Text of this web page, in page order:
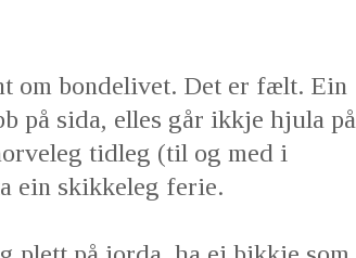
om bondelivet. Det er fælt. Ein
på sida, elles går ikkje hjula på
tidleg (til og med i
ein skikkeleg ferie.